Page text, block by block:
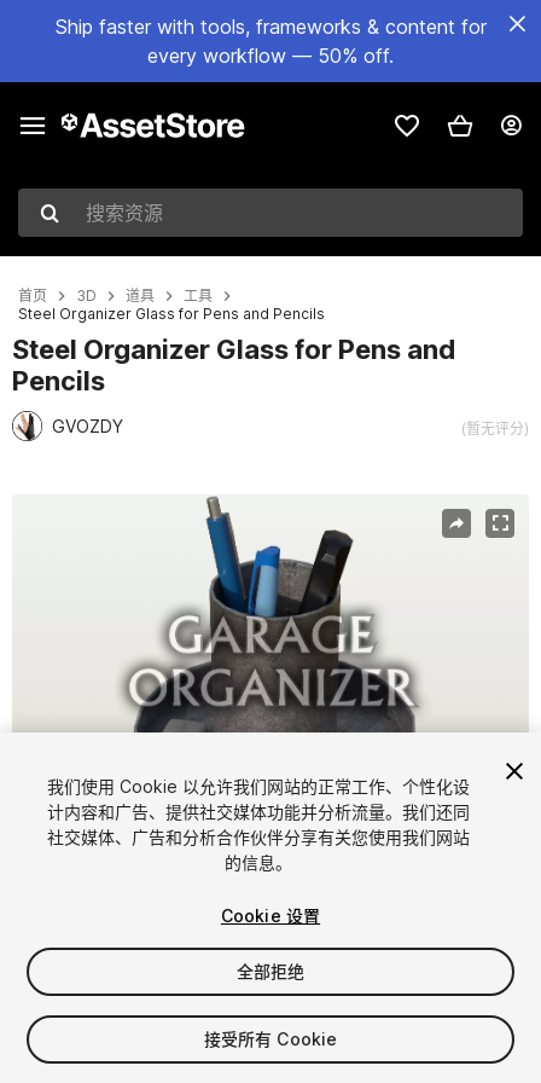
Ship faster with tools, frameworks & content for
every workflow — 50% off.
搜索资源
首页 3D 道具
工具
Steel Organizer Glass for Pens and Pencils
Steel Organizer Glass for Pens and
Pencils
GVOZDY (暂无评分)
1/6
$15
增值税将在结算时计算
我们使用 Cookie 以允许我们网站的正常工作、个性化设
计内容和广告、提供社交媒体功能并分析流量。我们还同
社交媒体、广告和分析合作伙伴分享有关您使用我们网站
的信息。
Cookie 设置
全部拒绝
接受所有 Cookie